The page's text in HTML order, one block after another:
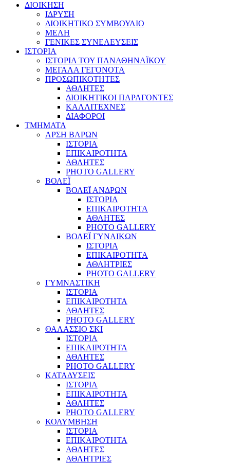
ΔΙΟΙΚΗΣΗ
ΙΔΡΥΣΗ
ΔΙΟΙΚΗΤΙΚΟ ΣΥΜΒΟΥΛΙΟ
ΜΕΛΗ
ΓΕΝΙΚΕΣ ΣΥΝΕΛΕΥΣΕΙΣ
ΙΣΤΟΡΙΑ
ΙΣΤΟΡΙΑ ΤΟΥ ΠΑΝΑΘΗΝΑΪΚΟΥ
ΜΕΓΑΛΑ ΓΕΓΟΝΟΤΑ
ΠΡΟΣΩΠΙΚΟΤΗΤΕΣ
ΑΘΛΗΤΕΣ
ΔΙΟΙΚΗΤΙΚΟΙ ΠΑΡΑΓΟΝΤΕΣ
ΚΑΛΛΙΤΕΧΝΕΣ
ΔΙΑΦΟΡΟΙ
ΤΜΗΜΑΤΑ
ΑΡΣΗ ΒΑΡΩΝ
ΙΣΤΟΡΙΑ
ΕΠΙΚΑΙΡΟΤΗΤΑ
ΑΘΛΗΤΕΣ
PHOTO GALLERY
ΒΟΛΕΪ
ΒΟΛΕΪ ΑΝΔΡΩΝ
ΙΣΤΟΡΙΑ
ΕΠΙΚΑΙΡΟΤΗΤΑ
ΑΘΛΗΤΕΣ
PHOTO GALLERY
ΒΟΛΕΪ ΓΥΝΑΙΚΩΝ
ΙΣΤΟΡΙΑ
ΕΠΙΚΑΙΡΟΤΗΤΑ
ΑΘΛΗΤΡΙΕΣ
PHOTO GALLERY
ΓΥΜΝΑΣΤΙΚΗ
ΙΣΤΟΡΙΑ
ΕΠΙΚΑΙΡΟΤΗΤΑ
ΑΘΛΗΤΕΣ
PHOTO GALLERY
ΘΑΛΑΣΣΙΟ ΣΚΙ
ΙΣΤΟΡΙΑ
ΕΠΙΚΑΙΡΟΤΗΤΑ
ΑΘΛΗΤΕΣ
PHOTO GALLERY
ΚΑΤΑΔΥΣΕΙΣ
ΙΣΤΟΡΙΑ
ΕΠΙΚΑΙΡΟΤΗΤΑ
ΑΘΛΗΤΕΣ
PHOTO GALLERY
ΚΟΛΥΜΒΗΣΗ
ΙΣΤΟΡΙΑ
ΕΠΙΚΑΙΡΟΤΗΤΑ
ΑΘΛΗΤΕΣ
ΑΘΛΗΤΡΙΕΣ